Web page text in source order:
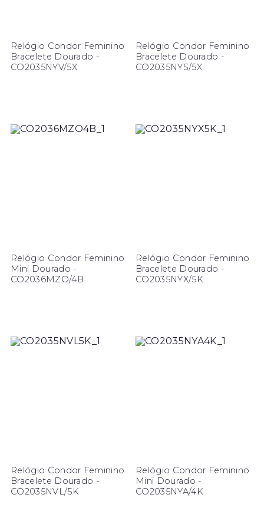
Relógio Condor Feminino
Bracelete Dourado -
CO2035NYV/5X
Relógio Condor Feminino
Bracelete Dourado -
CO2035NYS/5X
Relógio Condor Feminino
Mini Dourado -
CO2036MZO/4B
Relógio Condor Feminino
Bracelete Dourado -
CO2035NYX/5K
Relógio Condor Feminino
Bracelete Dourado -
CO2035NVL/5K
Relógio Condor Feminino
Mini Dourado -
CO2035NYA/4K